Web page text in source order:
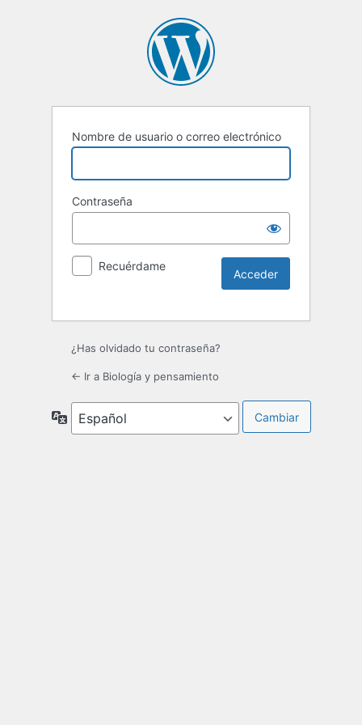
Nombre de usuario o correo electrónico
Contraseña
Recuérdame
¿Has olvidado tu contraseña?
← Ir a Biología y pensamiento
Idioma